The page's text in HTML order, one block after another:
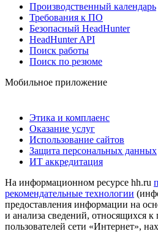
Производственный календарь
Требования к ПО
Безопасный HeadHunter
HeadHunter API
Поиск работы
Поиск по резюме
Мобильное приложение
Этика и комплаенс
Оказание услуг
Использование сайтов
Защита персональных данных
ИТ аккредитация
На информационном ресурсе hh.ru
рекомендательные технологии
предоставления информации на
и анализа сведений, относящихся к
пользователей сети «Интернет»,